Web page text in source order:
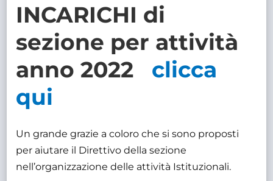
INCARICHI di
sezione per attività
anno 2022 clicca
qui
Un grande grazie a coloro che si sono proposti
per aiutare il Direttivo della sezione
nell’organizzazione delle attività Istituzionali.